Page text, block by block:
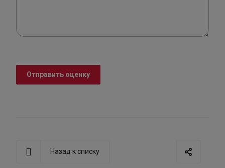
Отправить оценку
Назад к списку